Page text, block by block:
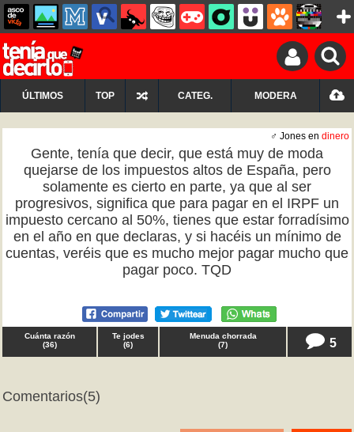
ÚLTIMOS TOP CATEG. MODERA
♂ Jones en dinero
Gente, tenía que decir, que está muy de moda
quejarse de los impuestos altos de España, pero
solamente es cierto en parte, ya que al ser
progresivos, significa que para pagar en el IRPF un
impuesto cercano al 50%, tienes que estar forradísimo
en el año en que declaras, y si hacéis un mínimo de
cuentas, veréis que es mucho mejor pagar mucho que
pagar poco. TQD
Cuánta razón
(36)
Te jodes
(6)
Menuda chorrada
(7) 5
Comentarios(5)